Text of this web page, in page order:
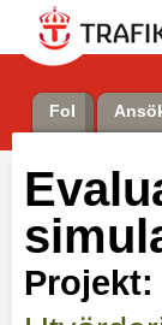
FoI
Projekt: